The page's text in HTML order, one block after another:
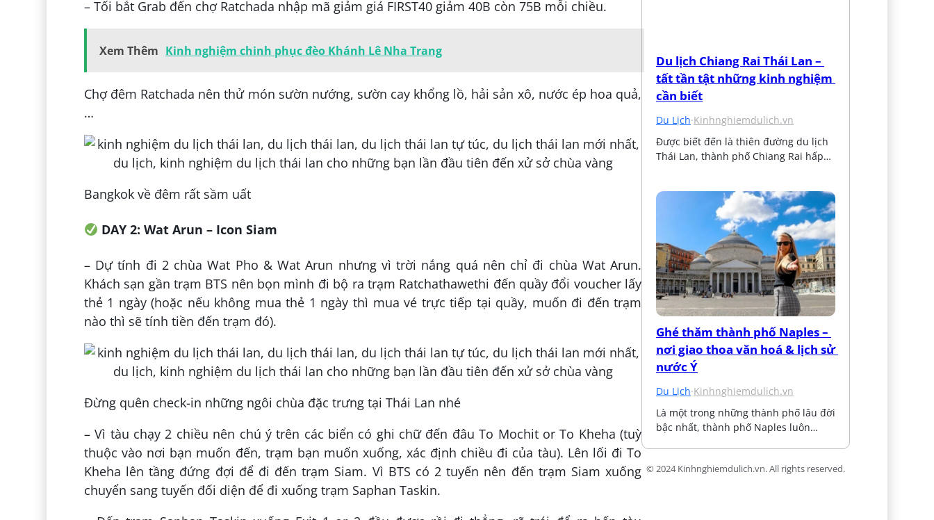
– Tối bắt Grab đến chợ Ratchada nhập mã giảm giá FIRST40 giảm 40B còn 75B mỗi chiều.
Xem Thêm Kinh nghiệm chinh phục đèo Khánh Lê Nha Trang
Chợ đêm Ratchada nên thử món sườn nướng, sườn cay khổng lồ, hải sản xô, nước ép hoa quả,
…
Bangkok về đêm rất sầm uất
DAY 2: Wat Arun – Icon Siam
– Dự tính đi 2 chùa Wat Pho & Wat Arun nhưng vì trời nắng quá nên chỉ đi chùa Wat Arun.
Khách sạn gần trạm BTS nên bọn mình đi bộ ra trạm Ratchathawethi đến quầy đổi voucher lấy
thẻ 1 ngày (hoặc nếu không mua thẻ 1 ngày thì mua vé trực tiếp tại quầy, muốn đi đến trạm
nào thì sẽ tính tiền đến trạm đó).
Đừng quên check-in những ngôi chùa đặc trưng tại Thái Lan nhé
– Vì tàu chạy 2 chiều nên chú ý trên các biển có ghi chữ đến đâu To Mochit or To Kheha (tuỳ
thuộc vào nơi bạn muốn đến, trạm bạn muốn xuống, xác định chiều đi của tàu). Lên lối đi To
Kheha lên tầng đứng đợi để đi đến trạm Siam. Vì BTS có 2 tuyến nên đến trạm Siam xuống
chuyển sang tuyến đối diện để đi xuống trạm Saphan Taskin.
Du lịch Chiang Rai Thái Lan –
tất tần tật những kinh nghiệm
cần biết
Du Lịch·Kinhnghiemdulich.vn
Được biết đến là thiên đường du lịch
Thái Lan, thành phố Chiang Rai hấp…
Ghé thăm thành phố Naples –
nơi giao thoa văn hoá & lịch sử
nước Ý
Du Lịch·Kinhnghiemdulich.vn
Là một trong những thành phố lâu đời
bậc nhất, thành phố Naples luôn…
© 2024 Kinhnghiemdulich.vn. All rights reserved.